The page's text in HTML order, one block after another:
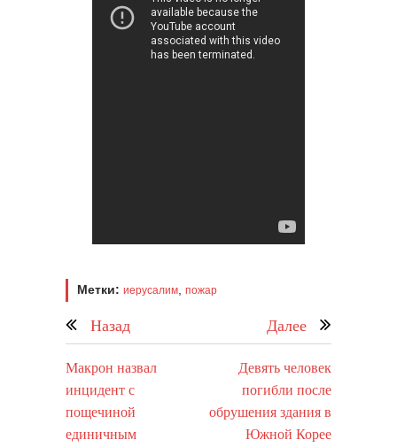
Метки: иерусалим пожар
Назад Далее
Макрон назвал
инцидент с
пощечиной
единичным
Девять человек
погибли после
обрушения здания в
Южной Корее